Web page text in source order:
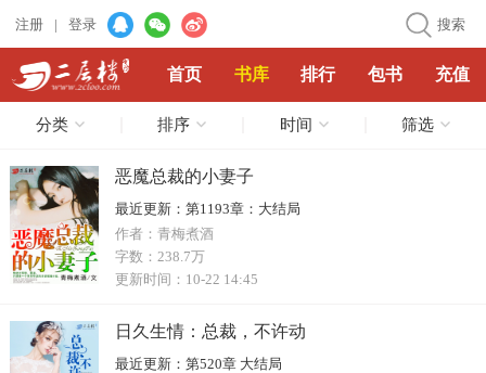
注册 | 登录 搜索
首页 书库 排行 包书 充值
分类 排序 时间 筛选
恶魔总裁的小妻子
最近更新： 第1193章：大结局
作者： 青梅煮酒
字数： 238.7万
更新时间： 10-22 14:45
日久生情：总裁，不许动
最近更新：
第520章 大结局